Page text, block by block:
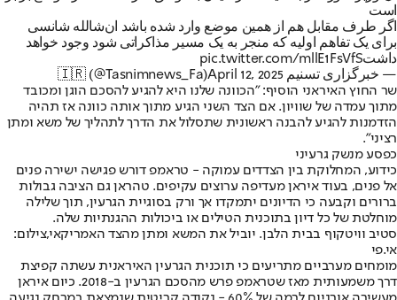
است
اگر طرف مقابل هم از همین موضع وارد شده باشد ان‌شالله شانسی
برای یک تفاهم اولیه که منجر به یک مسیر مذاکراتی شود وجود خواهد
داشتpic.twitter.com/mllE1FsVfS
— خبرگزاری تسنیم 🇮🇷 (@Tasnimnews_Fa) April 12, 2025
שר החוץ האיראני הוסיף: "הכוונה שלנו היא להגיע להסכם הוגן ומכובד
מתוך עמדה של שוויון. אם הצד השני הגיע מתוך אותה כוונה אז תהיה
הזדמנות להגיע להבנה ראשונית שתסלול את הדרך לתהליך של משא ומתן
רציני".
כפסע מנשק גרעיני
כידוע, המחלוקת בין הצדדים עמוקה - טראמפ דורש פגישה ישירה פנים
אל פנים, בעוד איראן מעדיפה ערוצים עקיפים. טהראן גם הציבה גבולות
ברורים וקבעה כי הדיונים יתמקדו אך ורק בסוגיית הגרעין, תוך שלילה
מוחלטת של כל דיון בתוכנית הטילים או ביכולות ההגנתיות שלה.
סטיב וויטקוף בבית הלבן. יוביל את המשא ומתן מהצד האמריקאי,צילום:
אי.פי
מומחים מערביים מתריעים כי תוכנית הגרעין האיראנית עשתה קפיצת
דרך משמעותית מאז שטראמפ פרש מהסכם הגרעין ב-2018. כיום איראן